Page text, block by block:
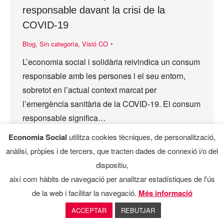
responsable davant la crisi de la
COVID-19
Blog, Sin categoría, Visió CO
L’economia social i solidària reivindica un consum
responsable amb les persones i el seu entorn,
sobretot en l’actual context marcat per
l’emergència sanitària de la COVID-19. El consum
responsable significa…
Economia Social utilitza cookies tècniques, de personalització,
anàlisi, pròpies i de tercers, que tracten dades de connexió i/o del
dispositiu,
així com hàbits de navegació per analitzar estadístiques de l'ús
de la web i facilitar la navegació. Més informació
ACCEPTAR REBUTJAR